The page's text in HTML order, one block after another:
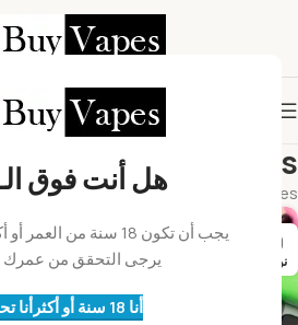
هل أنت فوق الـ 18
يجب أن تكون 18 سنة من
يرجى التحقق من عمرك
أنا 18 سنة أو أكثر أنا
Posts by Buyvapes
Home Articles Posted by Buyvapes
09
نوفمبر